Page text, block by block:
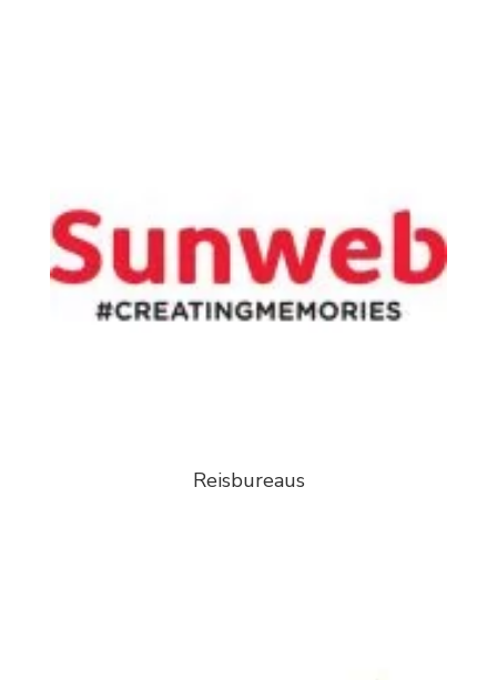
Reisbureaus